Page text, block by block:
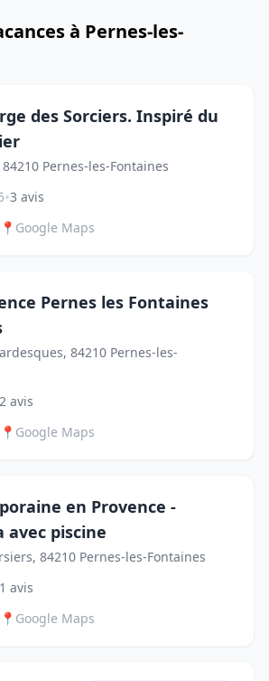
à Pernes-les-
des Sorciers. Inspiré du
Pernes-les-Fontaines
•3 avis
📍 Google Maps
Pernes les Fontaines
84210 Pernes-les-
2 avis
📍 Google Maps
en Provence -
avec piscine
84210 Pernes-les-Fontaines
1 avis
📍 Google Maps